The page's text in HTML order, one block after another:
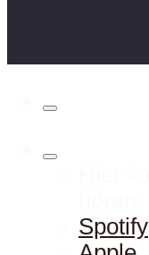
Spotify